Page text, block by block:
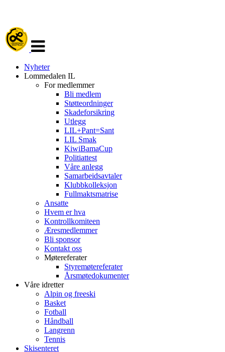
navigasjon
Nyheter
Lommedalen IL
For medlemmer
Bli medlem
Støtteordninger
Skadeforsikring
Utlegg
LIL+Pant=Sant
LIL Smak
KiwiBamaCup
Politiattest
Våre anlegg
Samarbeidsavtaler
Klubbkolleksjon
Fullmaktsmatrise
Ansatte
Hvem er hva
Kontrollkomiteen
Æresmedlemmer
Bli sponsor
Kontakt oss
Møtereferater
Styremøtereferater
Årsmøtedokumenter
Våre idretter
Alpin og freeski
Basket
Fotball
Håndball
Langrenn
Tennis
Skisenteret